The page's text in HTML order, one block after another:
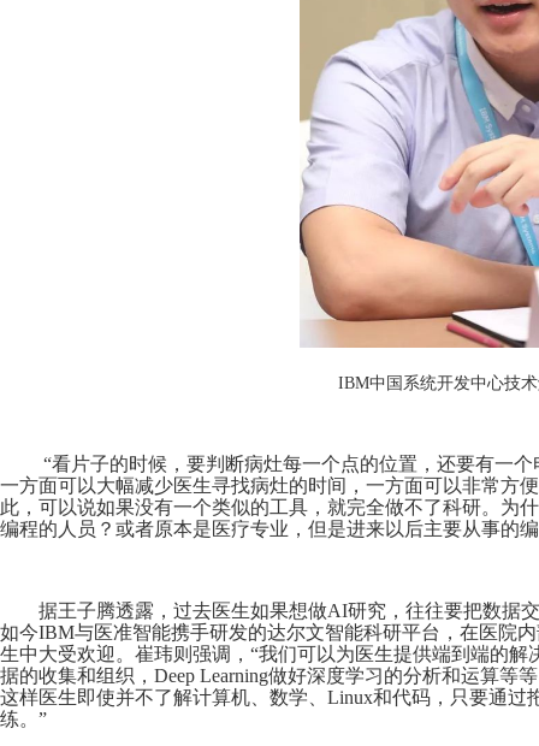
IBM中国系统开发中心技
“看片子的时候，要判断病灶每一个点的位置，还要有一
一方面可以大幅减少医生寻找病灶的时间，一方面可以非常方
此，可以说如果没有一个类似的工具，就完全做不了科研。为
编程的人员？或者原本是医疗专业，但是进来以后主要从事的
据王子腾透露，过去医生如果想做AI研究，往往要把数据
如今IBM与医准智能携手研发的达尔文智能科研平台，在医院
生中大受欢迎。崔玮则强调，“我们可以为医生提供端到端的解
据的收集和组织，Deep Learning做好深度学习的分析和运算
这样医生即使并不了解计算机、数学、Linux和代码，只要通
练。”